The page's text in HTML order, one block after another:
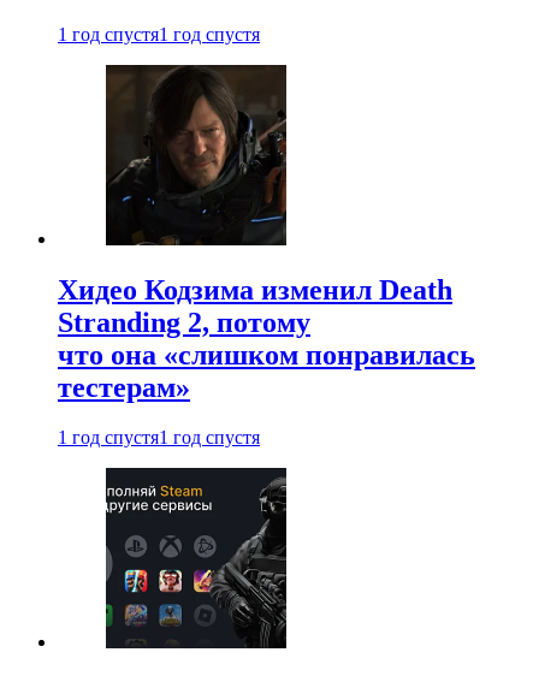
1 год спустя1 год спустя
Хидео Кодзима изменил Death
Stranding 2, потому
что она «слишком понравилась
тестерам»
1 год спустя1 год спустя